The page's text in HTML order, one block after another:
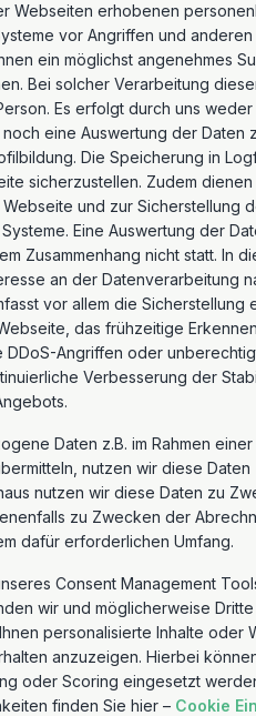
Webseiten erhobenen
vor Angriffen und
ein möglichst angenehmes
Bei solcher Verarbeitung
Es erfolgt durch uns
eine Auswertung der Daten
Die Speicherung in
sicherzustellen. Zudem
und zur Sicherstellung
Eine Auswertung der
Zusammenhang nicht statt. In
an der Datenverarbeitung
vor allem die Sicherstellung
das frühzeitige
Angriffen oder
Verbesserung der
Daten z.B. im Rahmen
nutzen wir diese Daten
nutzen wir diese Daten zu
zu Zwecken der
dafür erforderlichen Umfang.
Consent Management
wir und möglicherweise
personalisierte Inhalte oder
anzuzeigen. Hierbei
oder Scoring eingesetzt
finden Sie hier – Cookie